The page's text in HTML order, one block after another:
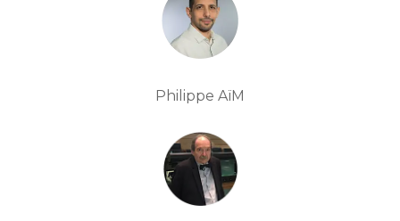
Philippe AïM